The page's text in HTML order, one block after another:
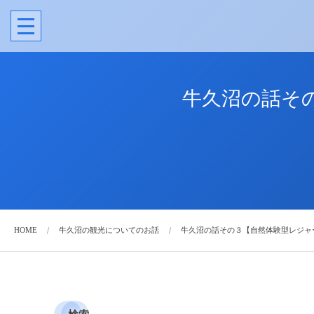
牛久沼の話そ
HOME 牛久沼の観光についてのお話 牛久沼の話その３【自然体験型レジ